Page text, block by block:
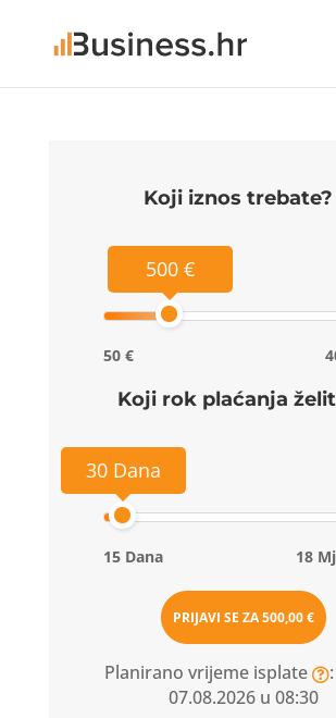
Koji iznos trebate?
500 €
50 €
Koji rok plaćanja
30 Dana
15 Dana 18
PRIJAVI SE ZA500,00 €
Planirano vrijeme isplate
07.08.2026 u 08:30